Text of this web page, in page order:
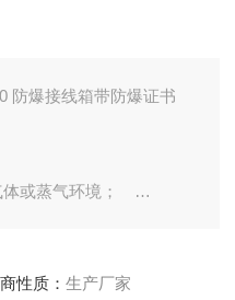
防爆接线箱带防爆证书
或蒸气环境；
性质： 生产厂家